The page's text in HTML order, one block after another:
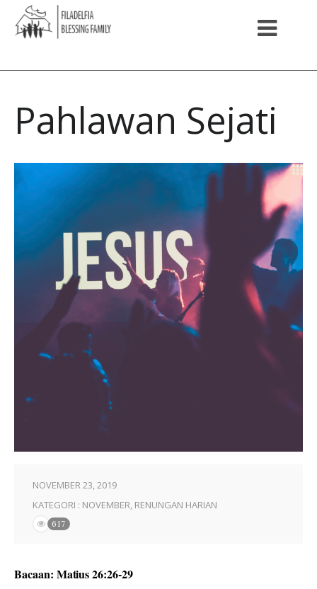
Pahlawan Sejati
NOVEMBER 23, 2019
KATEGORI : NOVEMBER, RENUNGAN HARIAN
617
Bacaan: Matius 26:26-29